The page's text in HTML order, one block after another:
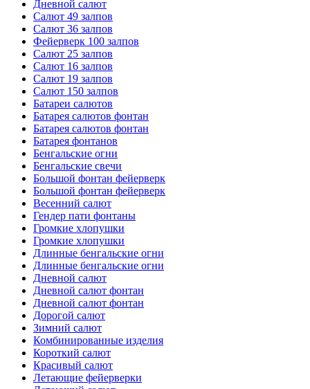
Дневной салют
Салют 49 залпов
Салют 36 залпов
Фейерверк 100 залпов
Салют 25 залпов
Салют 16 залпов
Салют 19 залпов
Салют 150 залпов
Батареи салютов
Батарея салютов фонтан
Батарея салютов фонтан
Батарея фонтанов
Бенгальские огни
Бенгальские свечи
Большой фонтан фейерверк
Большой фонтан фейерверк
Весенний салют
Гендер пати фонтаны
Громкие хлопушки
Громкие хлопушки
Длинные бенгальские огни
Длинные бенгальские огни
Дневной салют
Дневной салют фонтан
Дневной салют фонтан
Дорогой салют
Зимний салют
Комбинированные изделия
Короткий салют
Красивый салют
Летающие фейерверки